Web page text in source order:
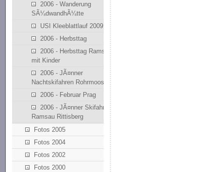
2006 - Wanderung
SÃ¼dwandhÃ¼tte
USI Kleeblattlauf 2009
2006 - Herbsttag
2006 - Herbsttag Ramsau
mit Kinder
2006 - JÃ¤nner
Nachtskifahren Rohrmoos
2006 - Februar Prag
2006 - JÃ¤nner Skifahren
Ramsau Rittisberg
Fotos 2005
Fotos 2004
Fotos 2002
Fotos 2000